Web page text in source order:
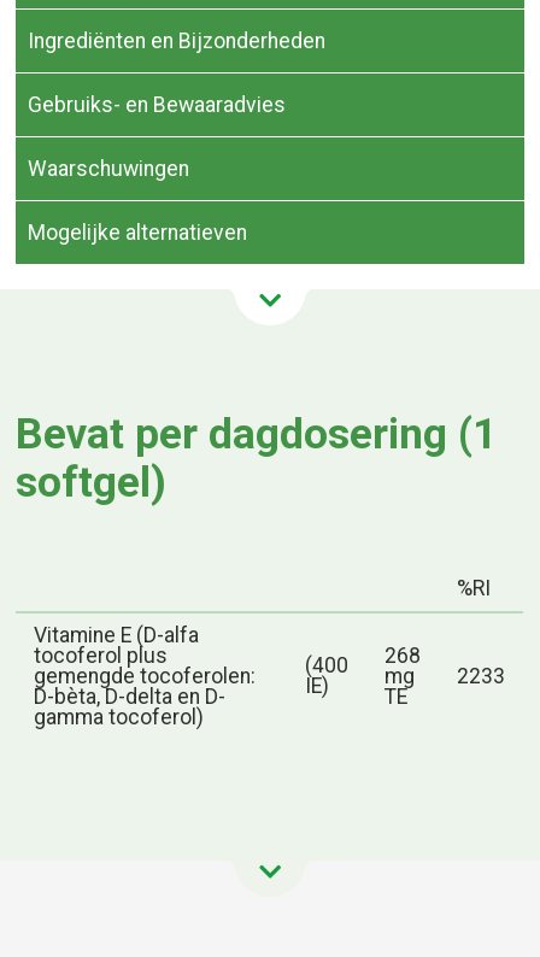
Ingrediënten en Bijzonderheden
Gebruiks- en Bewaaradvies
Waarschuwingen
Mogelijke alternatieven
Bevat per dagdosering (1
softgel)
%RI
Vitamine E (D-alfa
tocoferol plus
gemengde tocoferolen:
D-bèta, D-delta en D-
gamma tocoferol)
(400
IE)
268
mg
TE
2233